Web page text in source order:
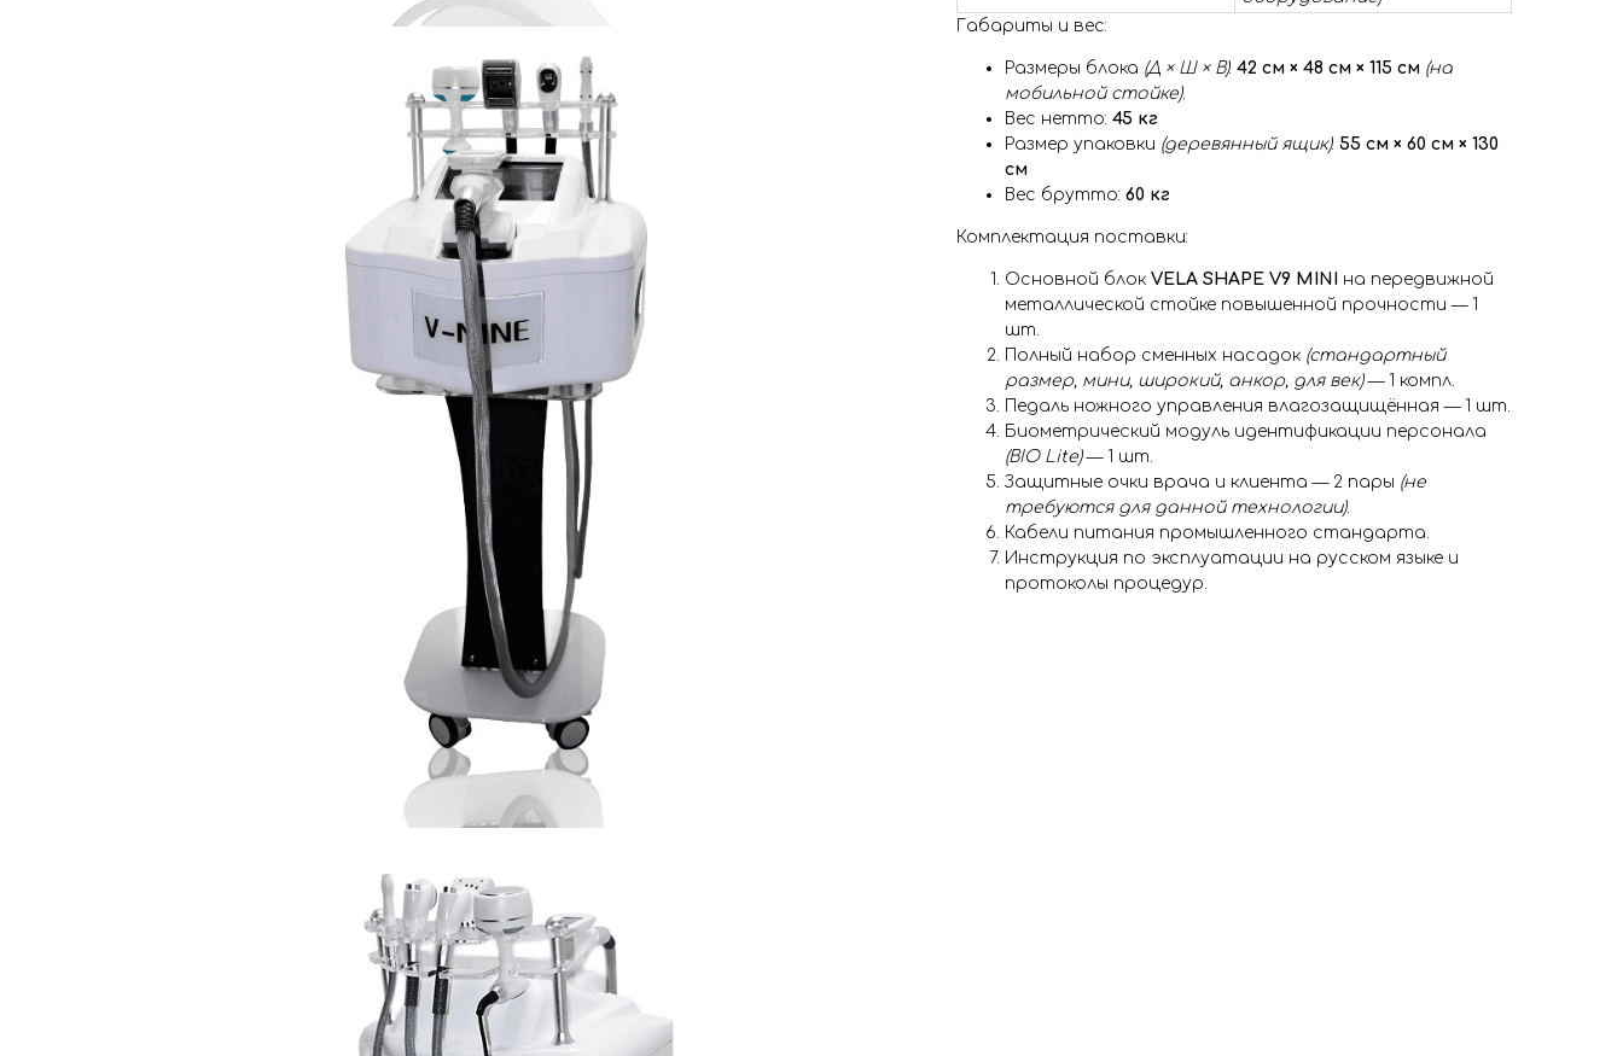
Габариты и вес:
Размеры блока (Д × Ш × В): 42 см × 48 см × 115 см (на
мобильной стойке).
Вес нетто: 45 кг
Размер упаковки (деревянный ящик): 55 см × 60 см × 130
см
Вес брутто: 60 кг
Комплектация поставки:
Основной блок VELA SHAPE V9 MINI на передвижной
металлической стойке повышенной прочности — 1
шт.
Полный набор сменных насадок (стандартный
размер, мини, широкий, анкор, для век)— 1 компл.
Педаль ножного управления влагозащищённая — 1 шт.
Биометрический модуль идентификации персонала
(BIO Lite)— 1 шт.
Защитные очки врача и клиента — 2 пары (не
требуются для данной технологии).
Кабели питания промышленного стандарта.
Инструкция по эксплуатации на русском языке и
протоколы процедур.